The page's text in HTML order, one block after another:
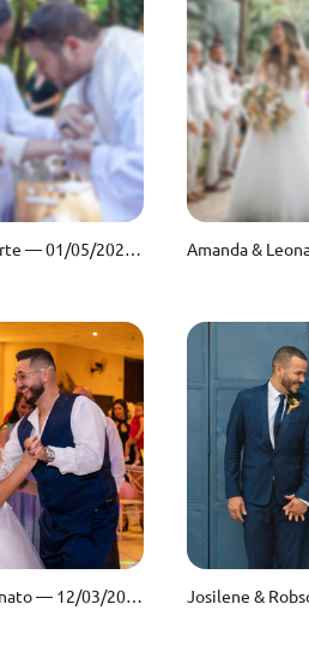
Patrícia & Laerte — 01/05/2022 — Chácara São Jorge
Jennifer & Renato — 12/03/2022